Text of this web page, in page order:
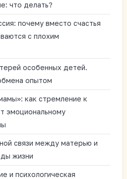
что делать?
почему вместо счастья
с плохим
особенных детей.
опытом
как стремление к
эмоциональному
связи между матерью и
жизни
и психологическая